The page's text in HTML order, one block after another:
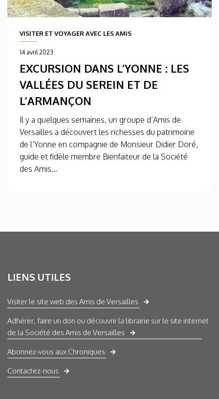
VISITER ET VOYAGER AVEC LES AMIS
14 avril 2023
EXCURSION DANS L’YONNE : LES
VALLÉES DU SEREIN ET DE
L’ARMANÇON
Il y a quelques semaines, un groupe d’Amis de
Versailles a découvert les richesses du patrimoine
de l’Yonne en compagnie de Monsieur Didier Doré,
guide et fidèle membre Bienfaiteur de la Société
des Amis...
LIENS UTILES
Visiter le site web des Amis de Versailles
Adhérer, faire un don ou découvrir la librairie sur le site internet
de la Société des Amis de Versailles
Abonnez-vous aux Chroniques
Contactez-nous